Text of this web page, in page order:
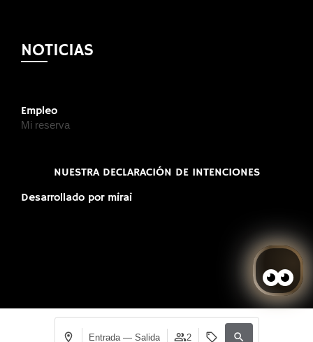
Entrada — Salida 2
NOTICIAS
Empleo
Mi reserva
NUESTRA DECLARACIÓN DE INTENCIONES
Desarrollado por mirai